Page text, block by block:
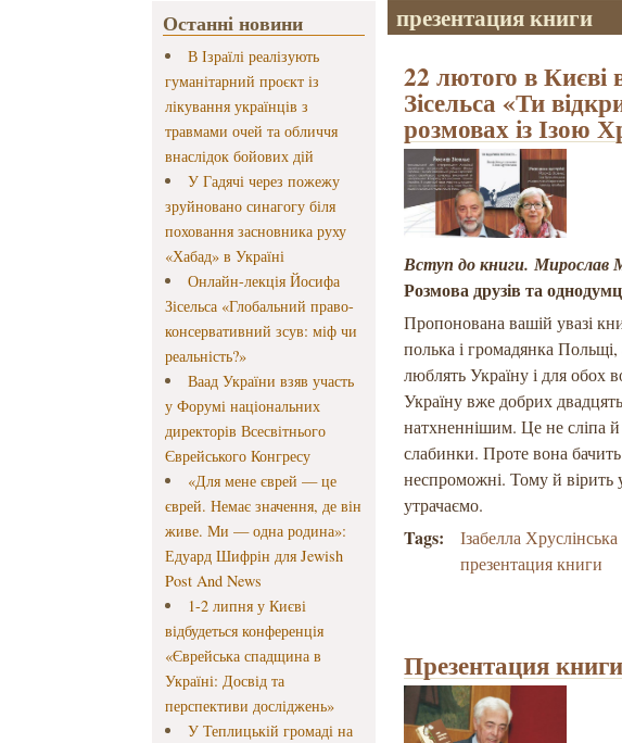
Останні новини
В Ізраїлі реалізують
гуманітарний проєкт із
лікування українців з
травмами очей та обличчя
внаслідок бойових дій
У Гадячі через пожежу
зруйновано синагогу біля
поховання засновника руху
«Хабад» в Україні
Онлайн-лекція Йосифа
Зісельса «Глобальний право-
консервативний зсув: міф чи
реальність?»
Ваад України взяв участь
у Форумі національних
директорів Всесвітнього
Єврейського Конгресу
«Для мене єврей — це
єврей. Немає значення, де він
живе. Ми — одна родина»:
Едуард Шифрін для Jewish
Post And News
1-2 липня у Києві
відбудеться конференція
«Єврейська спадщина в
Україні: Досвід та
перспективи досліджень»
У Теплицькій громаді на
презентация книги
22 лютого в Києві
Зісельса «Ти
розмовах із Ізою
Вступ до книги.Мирослав
Розмова друзів та
Пропонована вашій увазі
полька і громадянка Польщі,
люблять Україну і для обох
Україну вже добрих
натхненнішим. Це не сліпа й
слабинки. Проте вона
неспроможні. Тому й вірить
утрачаємо.
Tags: Ізабелла Хруслінська
презентация книги
Презентация